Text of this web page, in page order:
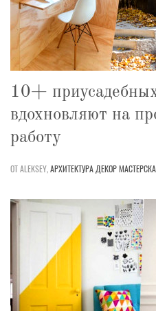
10+
вдохновляют на
работу
ОТ ALEKSEY,АРХИТЕКТУРА ДЕКОР